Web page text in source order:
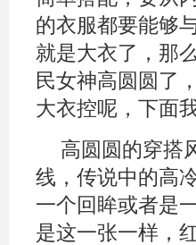
的衣服都要能够
就是大衣了，那
民女神高圆圆了
大衣控呢，下面
高圆圆的穿搭
线，传说中的高
一个回眸或者是
是这一张一样，